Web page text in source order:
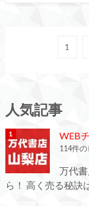
1
人気記事
WEB
114件
万代
ら！ 高く売る秘訣